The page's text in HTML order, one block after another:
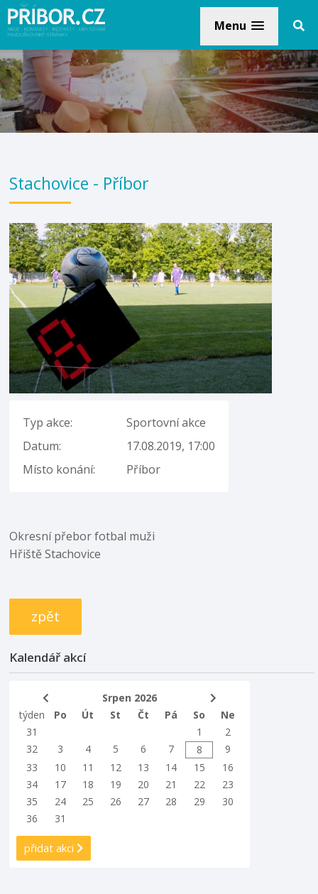
Menu
Stachovice - Příbor
Typ akce:
Sportovní akce
Datum:
17.08.2019, 17:00
Místo konání:
Příbor
Okresní přebor fotbal muži
Hřiště Stachovice
zpět
Kalendář akcí
Srpen 2026
týden
Po Út St Čt Pá So
Ne
31
1
2
32
3 4 5 6 7 8
9
33
10 11 12 13 14 15
16
34
17 18 19 20 21 22
23
35
24 25 26 27 28 29
30
36
31
přidat akci